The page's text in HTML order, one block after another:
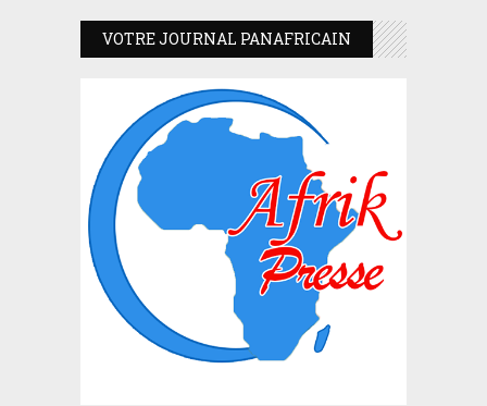
VOTRE JOURNAL PANAFRICAIN